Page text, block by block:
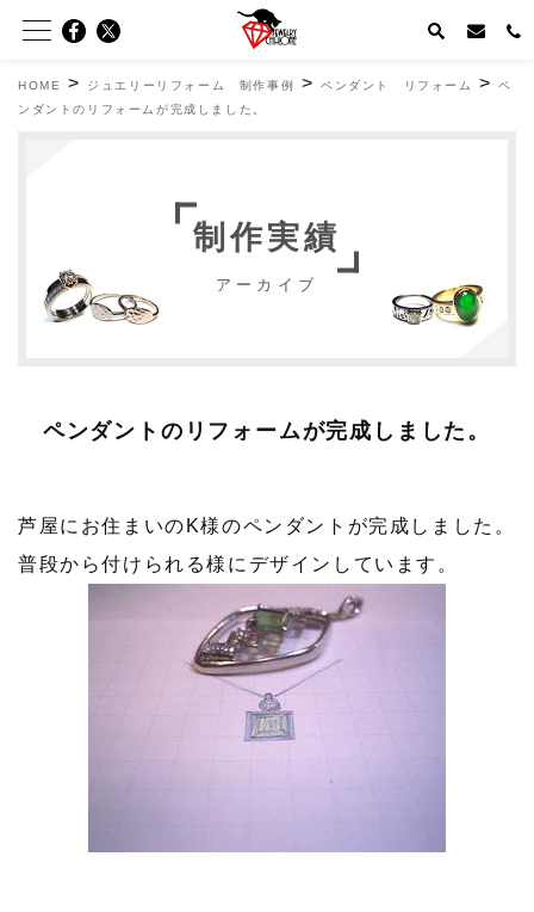
HOME > ジュエリーリフォーム 制作事例 >ペンダント リフォーム >ペ
ンダントのリフォームが完成しました。
制作実績
アーカイブ
ペンダントのリフォームが完成しました。
芦屋にお住まいのK様のペンダントが完成しました。
普段から付けられる様にデザインしています。